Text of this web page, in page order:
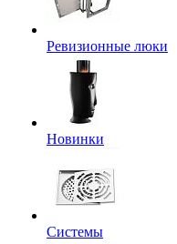
Ревизионные люки
Новинки
Системы